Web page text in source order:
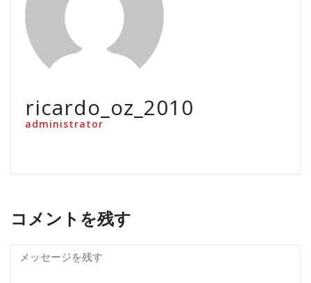
ricardo_oz_2010
administrator
コメントを残す